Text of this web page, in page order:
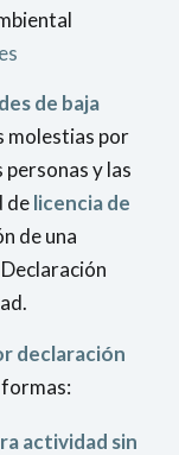
de baja
molestias por
y las
delicencia de
de una
declaración
actividad sin